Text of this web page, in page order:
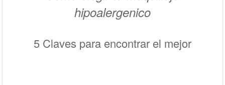
hipoalergenico
5 Claves para encontrar el mejor